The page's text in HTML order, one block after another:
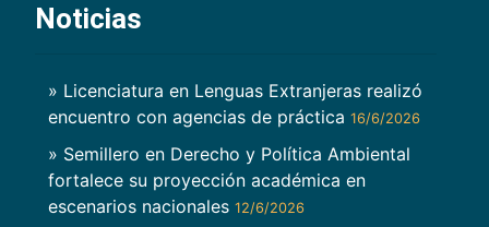
Noticias
» Licenciatura en Lenguas Extranjeras realizó
encuentro con agencias de práctica 16/6/2026
» Semillero en Derecho y Política Ambiental
fortalece su proyección académica en
escenarios nacionales 12/6/2026